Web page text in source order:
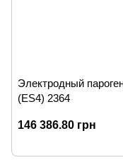
Электродный
(ES4) 2364
146 386.80 грн